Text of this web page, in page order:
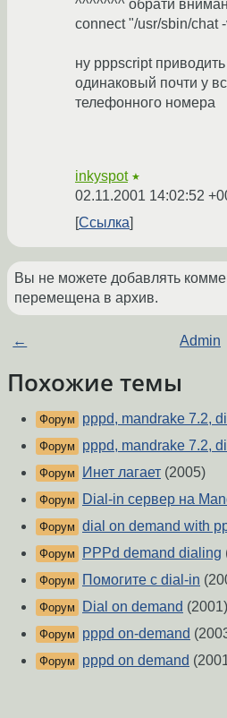
^^^^^^^ обрати
connect "/usr/sbin/chat
ну pppscript
одинаковый почти у
телефонного номера
inkyspot ★
02.11.2001 14:02:52
Ссылка
Вы не можете добавлять
перемещена в архив.
← Admin
Похожие темы
Форум pppd, mandrake 7.2,
Форум pppd, mandrake 7.2,
Форум Инет лагает (2005)
Форум Dial-in сервер на
Форум dial on demand with
Форум PPPd demand dialing
Форум Помогите с dial-in
Форум Dial on demand (2001)
Форум pppd on-demand
Форум pppd on demand